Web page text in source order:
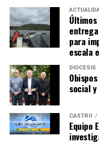
para
escala
DIÓCESIS
social
CASTRO
Equipo